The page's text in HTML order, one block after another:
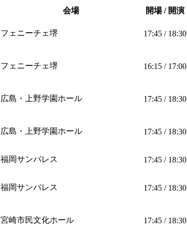
会場 開場 / 開演
フェニーチェ堺 17:45 / 18:30
フェニーチェ堺 16:15 / 17:00
広島・上野学園ホール 17:45 / 18:30
広島・上野学園ホール 17:45 / 18:30
福岡サンパレス 17:45 / 18:30
福岡サンパレス 17:45 / 18:30
宮崎市民文化ホール 17:45 / 18:30